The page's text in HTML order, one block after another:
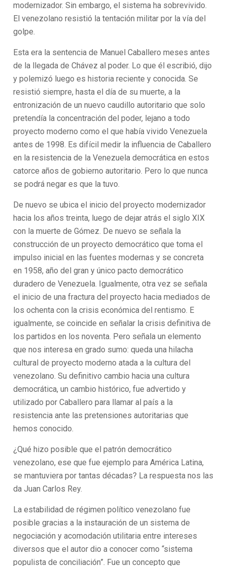
modernizador. Sin embargo, el sistema ha sobrevivido.
El venezolano resistió la tentación militar por la vía del
golpe.
Esta era la sentencia de Manuel Caballero meses antes
de la llegada de Chávez al poder. Lo que él escribió, dijo
y polemizó luego es historia reciente y conocida. Se
resistió siempre, hasta el día de su muerte, a la
entronización de un nuevo caudillo autoritario que solo
pretendía la concentración del poder, lejano a todo
proyecto moderno como el que había vivido Venezuela
antes de 1998. Es difícil medir la influencia de Caballero
en la resistencia de la Venezuela democrática en estos
catorce años de gobierno autoritario. Pero lo que nunca
se podrá negar es que la tuvo.
De nuevo se ubica el inicio del proyecto modernizador
hacia los años treinta, luego de dejar atrás el siglo XIX
con la muerte de Gómez. De nuevo se señala la
construcción de un proyecto democrático que toma el
impulso inicial en las fuentes modernas y se concreta
en 1958, año del gran y único pacto democrático
duradero de Venezuela. Igualmente, otra vez se señala
el inicio de una fractura del proyecto hacia mediados de
los ochenta con la crisis económica del rentismo. E
igualmente, se coincide en señalar la crisis definitiva de
los partidos en los noventa. Pero señala un elemento
que nos interesa en grado sumo: queda una hilacha
cultural de proyecto moderno atada a la cultura del
venezolano. Su definitivo cambio hacia una cultura
democrática, un cambio histórico, fue advertido y
utilizado por Caballero para llamar al país a la
resistencia ante las pretensiones autoritarias que
hemos conocido.
¿Qué hizo posible que el patrón democrático
venezolano, ese que fue ejemplo para América Latina,
se mantuviera por tantas décadas? La respuesta nos las
da Juan Carlos Rey.
La estabilidad de régimen político venezolano fue
posible gracias a la instauración de un sistema de
negociación y acomodación utilitaria entre intereses
diversos que el autor dio a conocer como “sistema
populista de conciliación”. Fue un concepto que